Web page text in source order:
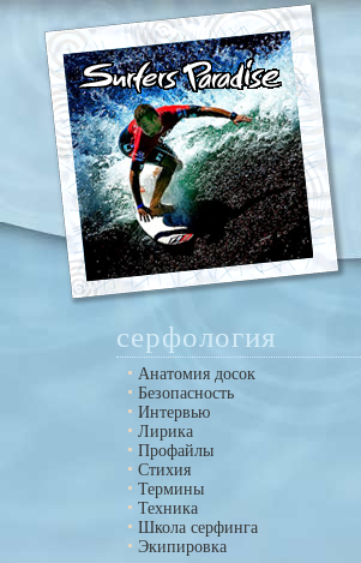
серфология
Анатомия досок
Безопасность
Интервью
Лирика
Профайлы
Стихия
Термины
Техника
Школа серфинга
Экипировка